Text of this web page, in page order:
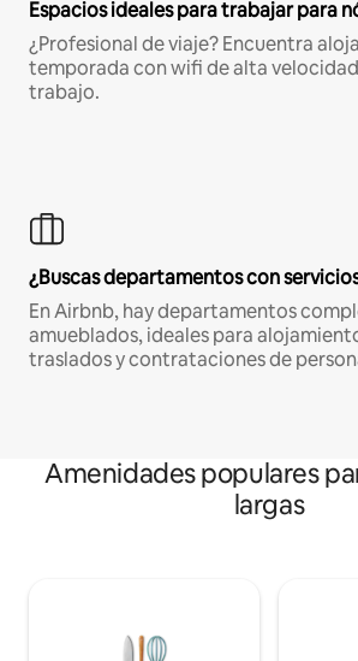
Espacios ideales para trabajar para
¿Profesional de viaje? Encuentra
temporada con wifi de alta
trabajo.
¿Buscas departamentos con
En Airbnb, hay departamentos
amueblados, ideales para
traslados y contrataciones de
Amenidades populares
largas